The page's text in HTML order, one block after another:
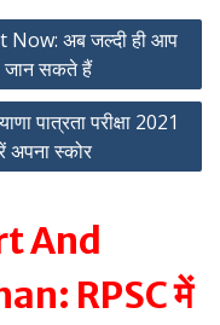
अब जल्दी ही आप
जान सकते हैं
पात्रता परीक्षा 2021
अपना स्कोर
And
RPSC में